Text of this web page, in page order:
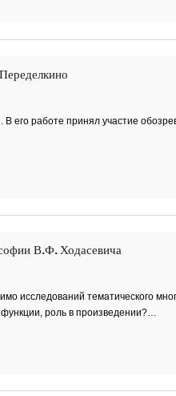
Док.
канале
зола.
его работе принял участие
В.Ф. Ходасевича
исследований тематического
функции, роль в произведении?…